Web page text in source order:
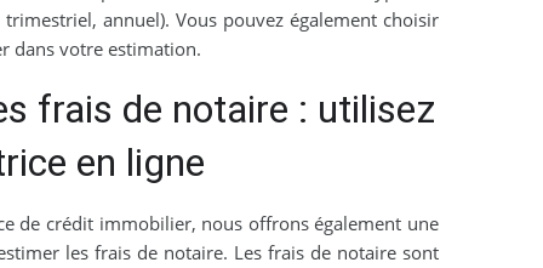
annuel). Vous pouvez également choisir
dans votre estimation.
frais de notaire : utilisez
en ligne
de crédit immobilier, nous offrons également une
les frais de notaire. Les frais de notaire sont